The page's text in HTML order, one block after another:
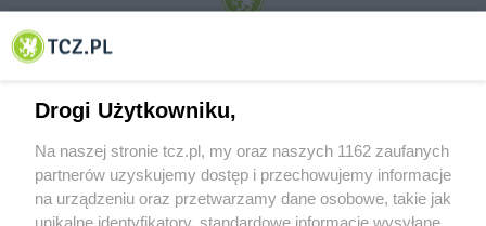
© 2001-2026 Tczew - TCZ.PL Sp. z o.o. Internetowy Serwis Informacyjny Miasta
Drogi Użytkowniku,
Na naszej stronie tcz.pl, my oraz naszych 1162 zaufanych
partnerów uzyskujemy dostęp i przechowujemy informacje
na urządzeniu oraz przetwarzamy dane osobowe, takie jak
unikalne identyfikatory, standardowe informacje wysyłane